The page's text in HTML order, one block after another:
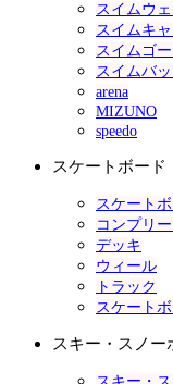
スイムウ
スイムキ
スイムゴ
スイムバ
arena
MIZUNO
speedo
スケートボード
スケート
コンプリ
デッキ
ウィール
トラック
スケート
スキー・スノー